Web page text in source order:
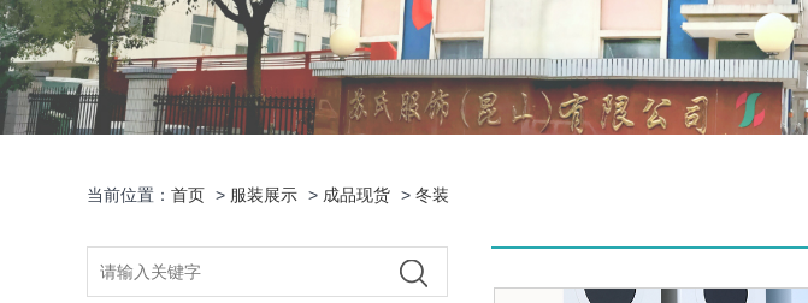
当前位置： 首页 > 服装展示 > 成品现货 > 冬装